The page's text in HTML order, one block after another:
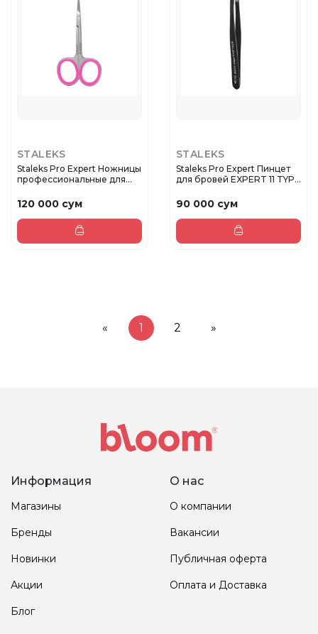
STALEKS
Staleks Pro Expert Ножницы
профессиональные для
120 000 сум
STALEKS
Staleks Pro Expert Пинцет
для бровей EXPERT 11 TYP...
90 000 сум
« 1 2 »
Информация
Магазины
Бренды
Новинки
Акции
Блог
О нас
О компании
Вакансии
Публичная оферта
Оплата и Доставка